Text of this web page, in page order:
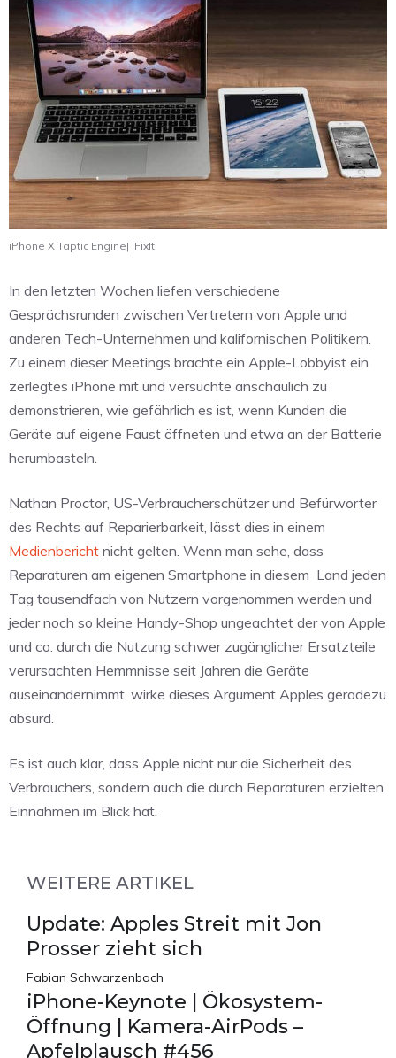
iPhone X Taptic Engine| iFixIt
In den letzten Wochen liefen verschiedene
Gesprächsrunden zwischen Vertretern von Apple und
anderen Tech-Unternehmen und kalifornischen Politikern.
Zu einem dieser Meetings brachte ein Apple-Lobbyist ein
zerlegtes iPhone mit und versuchte anschaulich zu
demonstrieren, wie gefährlich es ist, wenn Kunden die
Geräte auf eigene Faust öffneten und etwa an der Batterie
herumbasteln.
Nathan Proctor, US-Verbraucherschützer und Befürworter
des Rechts auf Reparierbarkeit, lässt dies in einem
Medienbericht nicht gelten. Wenn man sehe, dass
Reparaturen am eigenen Smartphone in diesem Land jeden
Tag tausendfach von Nutzern vorgenommen werden und
jeder noch so kleine Handy-Shop ungeachtet der von Apple
und co. durch die Nutzung schwer zugänglicher Ersatzteile
verursachten Hemmnisse seit Jahren die Geräte
auseinandernimmt, wirke dieses Argument Apples geradezu
absurd.
Es ist auch klar, dass Apple nicht nur die Sicherheit des
Verbrauchers, sondern auch die durch Reparaturen erzielten
Einnahmen im Blick hat.
WEITERE ARTIKEL
Update: Apples Streit mit Jon
Prosser zieht sich
Fabian Schwarzenbach
iPhone-Keynote | Ökosystem-
Öffnung | Kamera-AirPods –
Apfelplausch #456